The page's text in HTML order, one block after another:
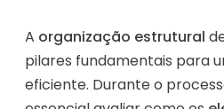
A organização estrutural
pilares fundamentais para
eficiente. Durante o